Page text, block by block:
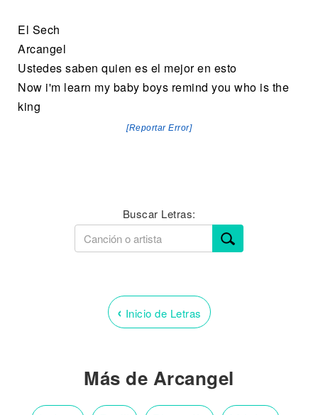
El Sech
Arcangel
Ustedes saben quien es el mejor en esto
Now i'm learn my baby boys remind you who is the
king
[Reportar Error]
Buscar Letras:
‹ Inicio de Letras
Más de Arcangel